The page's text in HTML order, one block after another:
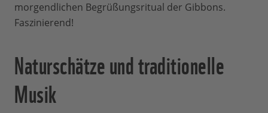
morgendlichen Begrüßungsritual der Gibbons.
Faszinierend!
Naturschätze und traditionelle
Musik